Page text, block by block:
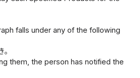
falls under any of the following
them, the person has notified the